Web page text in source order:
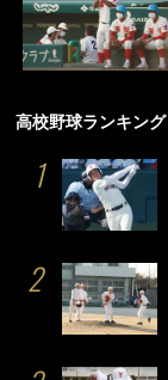
高校野球ランキング